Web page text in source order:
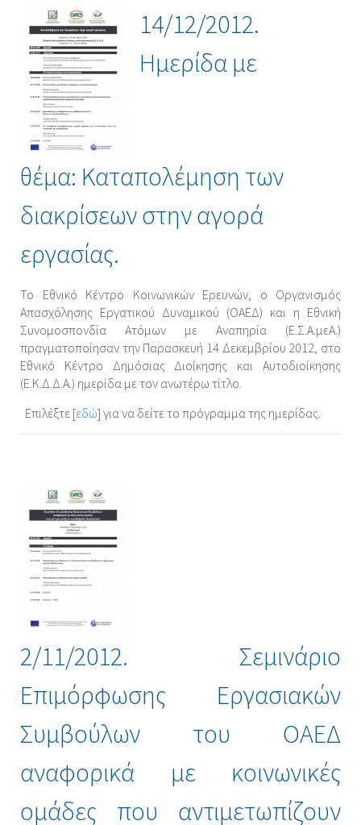
14/12/2012.
Ημερίδα με
θέμα: Καταπολέμηση των
διακρίσεων στην αγορά
εργασίας.
Το Εθνικό Κέντρο Κοινωνικών Ερευνών, ο Οργανισμός
Απασχόλησης Εργατικού Δυναμικού (ΟΑΕΔ) και η Εθνική
Συνομοσπονδία Ατόμων με Αναπηρία (Ε.Σ.Α.μεΑ.)
πραγματοποίησαν την Παρασκευή 14 Δεκεμβρίου 2012, στο
Εθνικό Κέντρο Δημόσιας Διοίκησης και Αυτοδιοίκησης
(Ε.Κ.Δ.Δ.Α.) ημερίδα με τον ανωτέρω τίτλο.
Επιλέξτε [εδώ] για να δείτε το πρόγραμμα της ημερίδας.
2/11/2012. Σεμινάριο
Επιμόρφωσης Εργασιακών
Συμβούλων του ΟΑΕΔ
αναφορικά με κοινωνικές
ομάδες που αντιμετωπίζουν